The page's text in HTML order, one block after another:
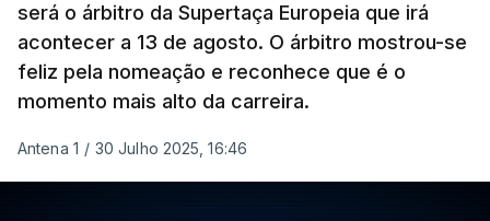
será o árbitro da Supertaça Europeia que irá
acontecer a 13 de agosto. O árbitro mostrou-se
feliz pela nomeação e reconhece que é o
momento mais alto da carreira.
Antena 1 / 30 Julho 2025, 16:46